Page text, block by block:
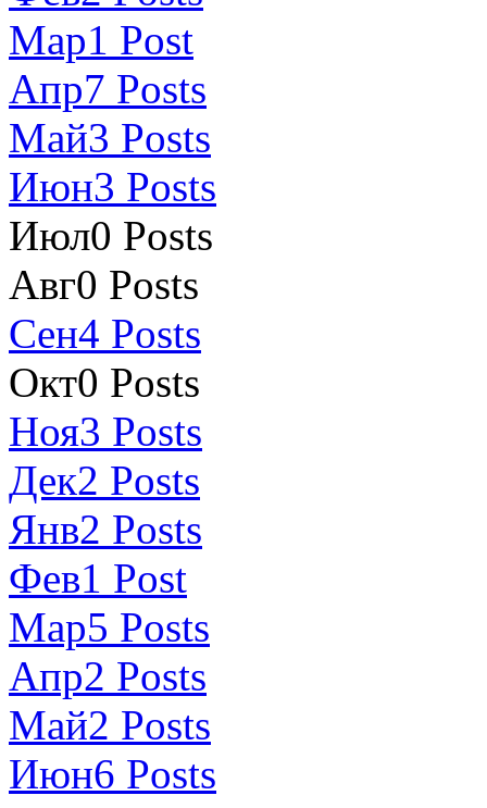
Мар1 Post
Апр7 Posts
Май3 Posts
Июн3 Posts
Июл0 Posts
Авг0 Posts
Сен4 Posts
Окт0 Posts
Ноя3 Posts
Дек2 Posts
Янв2 Posts
Фев1 Post
Мар5 Posts
Апр2 Posts
Май2 Posts
Июн6 Posts